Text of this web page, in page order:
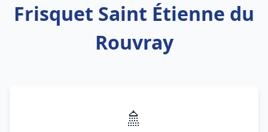
Frisquet Saint Étienne du
Rouvray
🚿